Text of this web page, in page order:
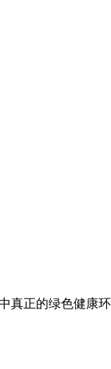
正的绿色健康